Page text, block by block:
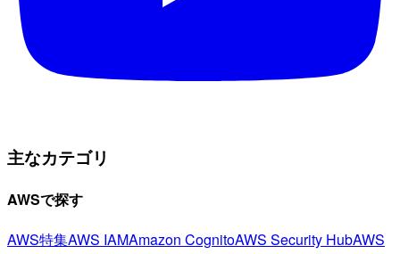
主なカテゴリ
AWSで探す
AWS特集AWS IAMAmazon CognitoAWS Security HubAWS